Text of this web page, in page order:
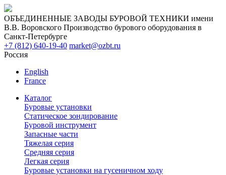
ОБЪЕДИНЕННЫЕ ЗАВОДЫ БУРОВОЙ ТЕХНИКИ имени
В.В. Воровского Производство бурового оборудования в
Санкт-Петербурге
+7 (812) 640-19-40 market@ozbt.ru
Россия
English
France
Каталог
Буровые установки
Статическое зондирование
Буровой инструмент
Запасные части
Тяжелая серия
Средняя серия
Легкая серия
Буровые установки на гусеничном ходу